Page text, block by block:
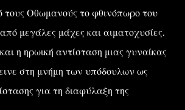
Οθωμανούς το φθινόπωρο του
μεγάλες μάχες και αιματοχυσίες.
η ηρωική αντίσταση μιας γυναίκας
στη μνήμη των υπόδουλων ως
για τη διαφύλαξη της